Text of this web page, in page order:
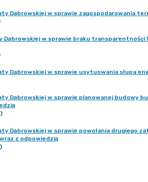
Dąbrowskiej w sprawie zagospodarowania
Dąbrowskiej w sprawie braku transparentności
Dąbrowskiej w sprawie usytuowania słupa
Dąbrowskiej w sprawie planowanej budowy
Dąbrowskiej w sprawie powołania drugiego
z odpowiedzią